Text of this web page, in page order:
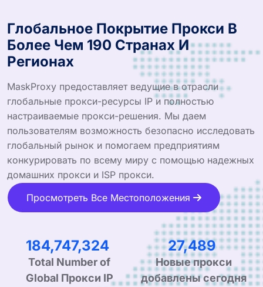
Глобальное Покрытие Прокси В
Более Чем 190 Странах И
Регионах
MaskProxy предоставляет ведущие в отрасли
глобальные прокси-ресурсы IP и полностью
настраиваемые прокси-решения. Мы даем
пользователям возможность безопасно исследовать
глобальный рынок и помогаем предприятиям
конкурировать по всему миру с помощью надежных
домашних прокси и ISP прокси.
Просмотреть Все Местоположения
318,844,002
Total Number of
Global Прокси IP
47,443
Новые прокси
добавлены сегодня